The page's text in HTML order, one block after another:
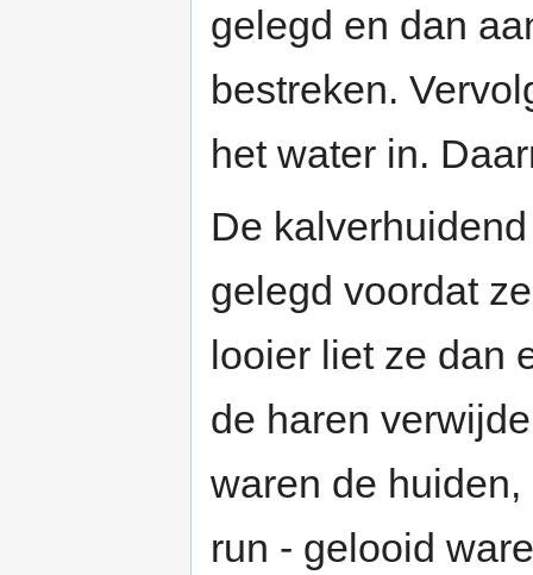
gelegd en dan
bestreken.
het water in.
De
gelegd voordat
looier liet ze dan
de haren
waren de
run - gelooid